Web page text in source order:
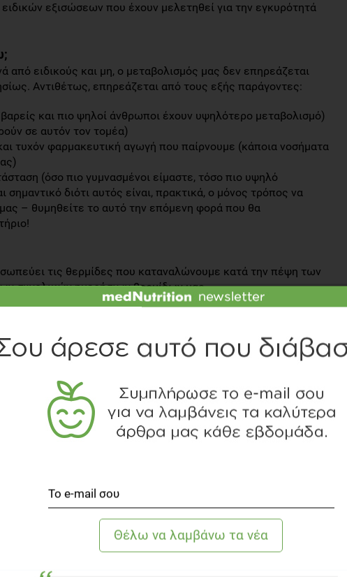
εξισώσεων που έχουν μελετηθεί για την εγκυρότητά
από ειδικούς και μη, ο μεταβολισμός μας δεν επηρεάζεται
Αντιθέτως, επηρεάζεται από τους εξής παράγοντες:
και πιο ψηλοί άνθρωποι έχουν υψηλότερο μεταβολισμό)
σε αυτόν τον τομέα)
τυχόν φαρμακευτική αγωγή που παίρνουμε (κάποια νοσήματα
(όσο πιο γυμνασμένοι είμαστε, τόσο πιο υψηλό
σημαντικό διότι αυτός είναι, πρακτικά, ο μόνος τρόπος να
– θυμηθείτε το αυτό την επόμενη φορά που θα
τις θερμίδες που καταναλώνουμε κατά την πέψη των
συνολικών ημερήσιων θερμίδων μας.
φυσική δραστηριότητα
ουσιαστικά, για οποιαδήποτε μικρή ή μεγάλη φυσική
μας. Από το απλό περπάτημα ως τη δουλειά, μέχρι τις
όλα αυτά συνυπολογίζονται έξτρα μέσα στην ημέρα μας.
ένταση και τη διάρκεια της δραστηριότητας, αλλά και από
του εξεταζόμενου, το πόσο καλά προπονημένος είναι κλπ.
το είδος της φυσικής δραστηριότητας που κάνει ένας
τις θερμίδες που καίει μέσα στην ημέρα πολλαπλασιάζοντας
(PAL, Physical Activity Level).